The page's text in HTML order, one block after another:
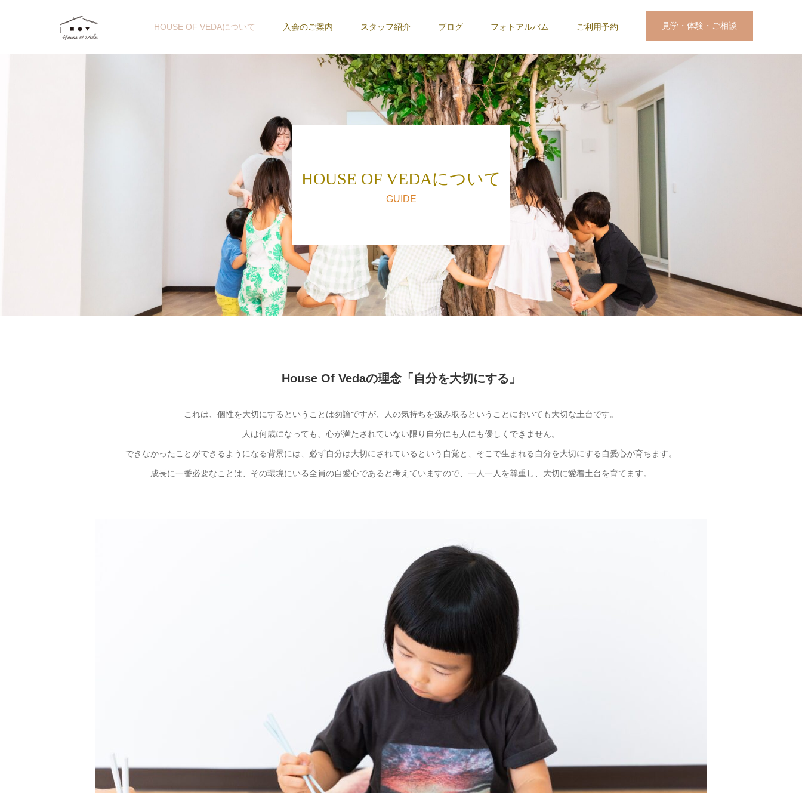
見学・体験・ご相談
HOUSE OF VEDAについて 入会のご案内 スタッフ紹介 ブログ フォトアルバム ご利用予約
HOUSE OF VEDAについて
GUIDE
House Of Vedaの理念「自分を大切にする」
これは、個性を大切にするということは勿論ですが、人の気持ちを汲み取るということにおいても大切な土台です。
人は何歳になっても、心が満たされていない限り自分にも人にも優しくできません。
できなかったことができるようになる背景には、必ず自分は大切にされているという自覚と、そこで生まれる自分を大切にする自愛心が育ちます。
成長に一番必要なことは、その環境にいる全員の自愛心であると考えていますので、一人一人を尊重し、大切に愛着土台を育てます。